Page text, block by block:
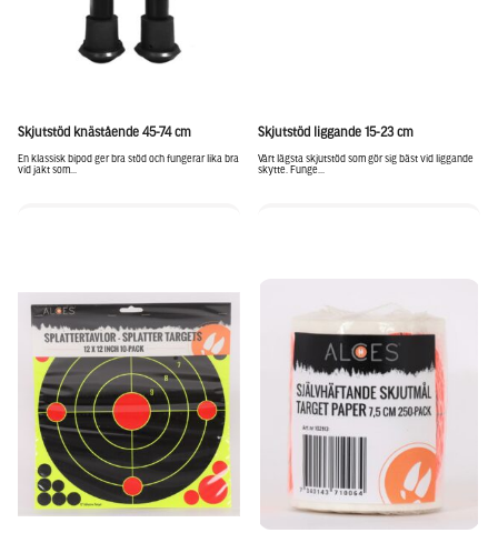
Skjutstöd knästående 45-74 cm
En klassisk bipod ger bra stöd och fungerar lika bra
vid jakt som...
Skjutstöd liggande 15-23 cm
Vårt lägsta skjutstöd som gör sig bäst vid liggande
skytte. Funge...